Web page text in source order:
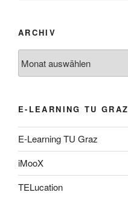
ARCHIV
E-LEARNING TU GRAZ
E-Learning TU Graz
iMooX
TELucation